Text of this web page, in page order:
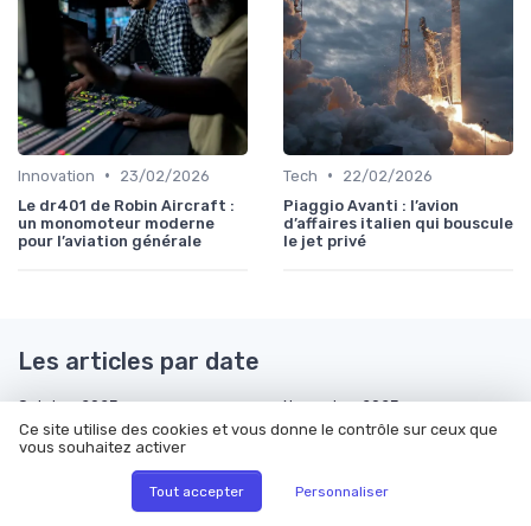
Innovation •
23/02/2026
Le dr401 de Robin Aircraft :
un monomoteur moderne
pour l’aviation générale
Tech •
22/02/2026
Piaggio Avanti : l’avion
d’affaires italien qui bouscule
le jet privé
Les articles par date
Octobre 2023
Novembre 2023
Décembre 2023
Janvier 2024
Octobre 2024
Ce site utilise des cookies et vous donne le contrôle sur ceux que
vous souhaitez activer
Tout accepter Personnaliser